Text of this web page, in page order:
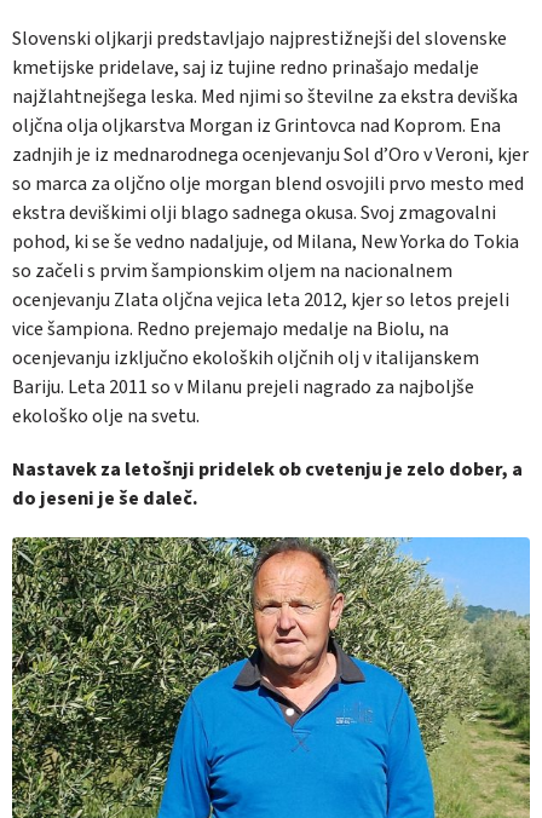
Slovenski oljkarji predstavljajo najprestižnejši del slovenske
kmetijske pridelave, saj iz tujine redno prinašajo medalje
najžlahtnejšega leska. Med njimi so številne za ekstra deviška
oljčna olja oljkarstva Morgan iz Grintovca nad Koprom. Ena
zadnjih je iz mednarodnega ocenjevanju Sol d’Oro v Veroni, kjer
so marca za oljčno olje morgan blend osvojili prvo mesto med
ekstra deviškimi olji blago sadnega okusa. Svoj zmagovalni
pohod, ki se še vedno nadaljuje, od Milana, New Yorka do Tokia
so začeli s prvim šampionskim oljem na nacionalnem
ocenjevanju Zlata oljčna vejica leta 2012, kjer so letos prejeli
vice šampiona. Redno prejemajo medalje na Biolu, na
ocenjevanju izključno ekoloških oljčnih olj v italijanskem
Bariju. Leta 2011 so v Milanu prejeli nagrado za najboljše
ekološko olje na svetu.
Nastavek za letošnji pridelek ob cvetenju je zelo dober, a
do jeseni je še daleč.